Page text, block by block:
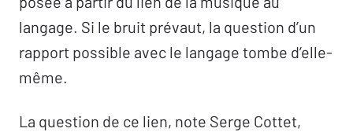
langage. Si le bruit prévaut, la question d’un
rapport possible avec le langage tombe d’elle-
même.
La question de ce lien, note Serge Cottet,